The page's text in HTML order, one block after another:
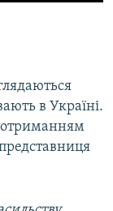
в Україні.